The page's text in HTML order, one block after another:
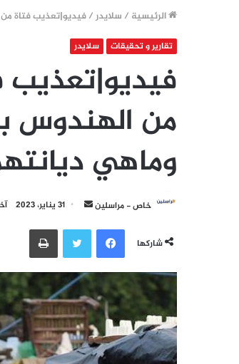
الرئيسية / سلايدر/فيديو|تعذيب فتاة
تقارير و تحقيقات سلايدر
فيديو|تعذيب
من الهندوس
وماهي
خاص - مراسلين
أرسل
إلكترونيا
31 يناير، 2023
شاركها
فيسبوكتويتر طباعة